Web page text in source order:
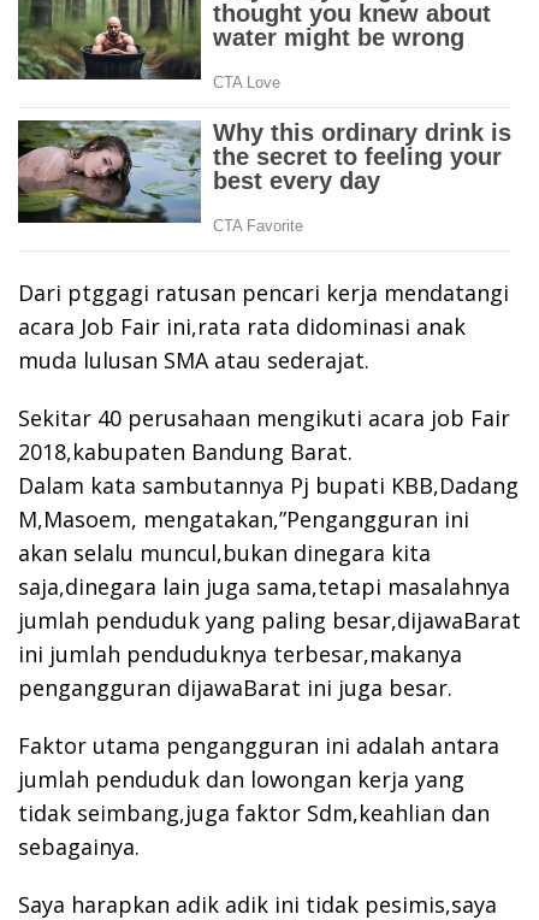
Dari ptggagi ratusan pencari kerja mendatangi
acara Job Fair ini,rata rata didominasi anak
muda lulusan SMA atau sederajat.
Sekitar 40 perusahaan mengikuti acara job Fair
2018,kabupaten Bandung Barat.
Dalam kata sambutannya Pj bupati KBB,Dadang
M,Masoem, mengatakan,”Pengangguran ini
akan selalu muncul,bukan dinegara kita
saja,dinegara lain juga sama,tetapi masalahnya
jumlah penduduk yang paling besar,dijawaBarat
ini jumlah penduduknya terbesar,makanya
pengangguran dijawaBarat ini juga besar.
Faktor utama pengangguran ini adalah antara
jumlah penduduk dan lowongan kerja yang
tidak seimbang,juga faktor Sdm,keahlian dan
sebagainya.
Saya harapkan adik adik ini tidak pesimis,saya